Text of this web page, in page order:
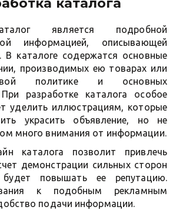
каталога
является подробной
информацией, описывающей
В каталоге содержатся основные
производимых ею товарах или
политике и основных
разработке каталога особое
уделить иллюстрациям, которые
украсить объявление, но не
много внимания от информации.
каталога позволит привлечь
демонстрации сильных сторон
повышать ее репутацию.
к подобным рекламным
подачи информации.